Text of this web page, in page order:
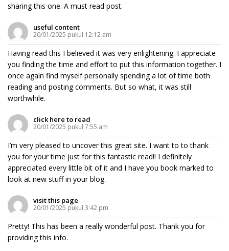
sharing this one. A must read post.
useful content
20/01/2025 pukul 12:12 am
Having read this I believed it was very enlightening. I appreciate
you finding the time and effort to put this information together. I
once again find myself personally spending a lot of time both
reading and posting comments. But so what, it was still
worthwhile.
click here to read
20/01/2025 pukul 7:55 am
I’m very pleased to uncover this great site. I want to to thank
you for your time just for this fantastic read!! I definitely
appreciated every little bit of it and I have you book marked to
look at new stuff in your blog.
visit this page
20/01/2025 pukul 3:42 pm
Pretty! This has been a really wonderful post. Thank you for
providing this info.